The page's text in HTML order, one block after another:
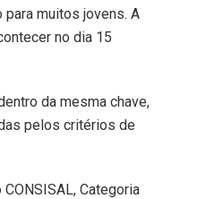
muitos jovens. A
no dia 15
da mesma chave,
pelos critérios de
Categoria